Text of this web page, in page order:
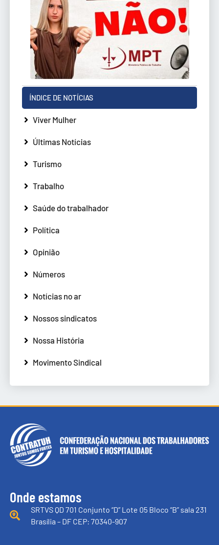
ÍNDICE DE NOTÍCIAS
Viver Mulher
Últimas Notícias
Turismo
Trabalho
Saúde do trabalhador
Política
Opinião
Números
Notícias no ar
Nossos sindicatos
Nossa História
Movimento Sindical
Onde estamos
SRTVS QD 701 Conjunto “D” Lote 05 Bloco “B” sala 231
Brasília – DF CEP: 70340-907